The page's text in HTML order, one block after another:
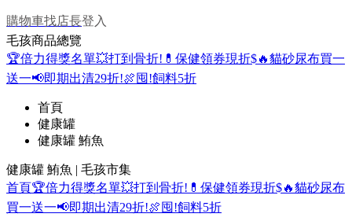
購物車找店長登入
毛孩商品總覽
🏆倍力得獎名單💥打到骨折! 💊保健領券現折$🔥貓砂尿布買一
送一📢即期出清29折!🍖囤!飼料5折
首頁
健康罐
健康罐 鮪魚
健康罐 鮪魚 | 毛孩市集
首頁🏆倍力得獎名單💥打到骨折! 💊保健領券現折$🔥貓砂尿布
買一送一📢即期出清29折!🍖囤!飼料5折